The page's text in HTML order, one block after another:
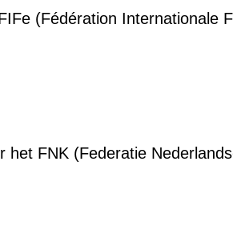
(Fédération Internationale
FNK (Federatie